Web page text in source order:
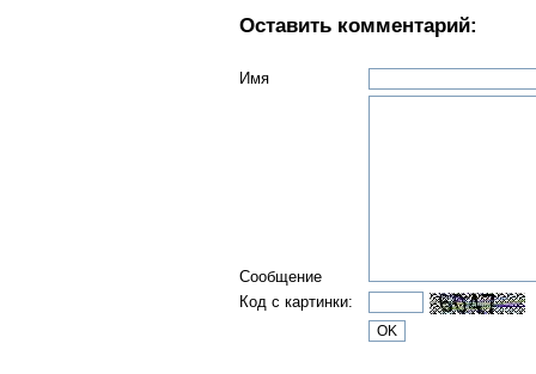
Оставить комментарий:
Имя
Сообщение
Код с картинки: